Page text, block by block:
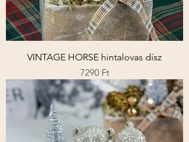
VINTAGE HORSE hintalovas dísz
Ár
7290 Ft